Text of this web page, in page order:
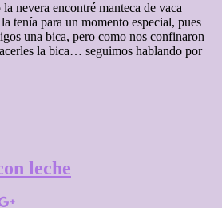
nevera encontré manteca de vaca
tenía para un momento especial, pues
una bica, pero como nos confinaron
la bica… seguimos hablando por
leche